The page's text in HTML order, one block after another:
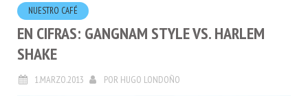
EN CIFRAS: GANGNAM STYLE VS. HARLEM
SHAKE
1.MARZO.2013